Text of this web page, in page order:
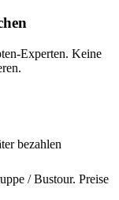
Experten. Keine
bezahlen
/ Bustour. Preise